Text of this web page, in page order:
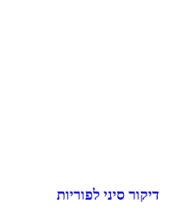
דיקור סיני לפוריות